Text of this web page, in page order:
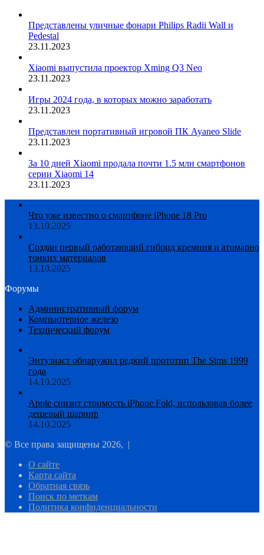
Представлены уличные фонари Philips Radii Wall и
Pedestal
23.11.2023
Xiaomi выпустила проектор Xming Q3 Neo
23.11.2023
Игры 2024 года, в которых можно заработать
23.11.2023
Представлен портативный игровой ПК Ayaneo Slide
23.11.2023
За 10 дней Xiaomi продала почти 1.5 млн смартфонов
серии Xiaomi 14
23.11.2023
Что уже известно о смартфоне iPhone 18 Pro
13.10.2025
Создан первый работающий гибрид кремния и атомарно
тонких материалов
13.10.2025
Форумы
Административный форум
Компьютерное железо
Технический форум
Энтузиаст обнаружил редкий прототип The Sims 1999
года
14.10.2025
Apple снизит стоимость iPhone Fold, использовав более
дешевый шарнир
14.10.2025
© Все права защищены 2026, |
О сайте
Карта сайта
Обратная связь
Поиск по меткам
Политика конфиденциальности